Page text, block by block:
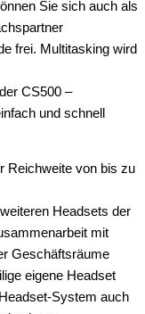
Sie sich auch als
frei. Multitasking wird
CS500 –
und schnell
Reichweite von bis zu
Headsets der
mit
Geschäftsräume
eigene Headset
System auch